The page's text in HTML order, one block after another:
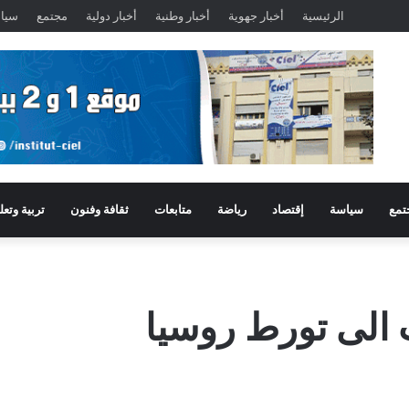
الرئيسية أخبار جهوية أخبار وطنية أخبار دولية مجتمع
سياسة إقتصاد رياضة متابعات ثقافة وفنون تربية
الى تورط روسيا